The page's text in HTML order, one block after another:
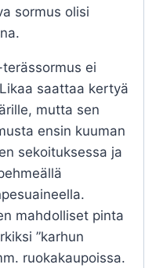
sormus olisi
ei
saattaa kertyä
mutta sen
ensin kuuman
sekoituksessa ja
mahdolliset pinta
”karhun
ruokakaupoissa.